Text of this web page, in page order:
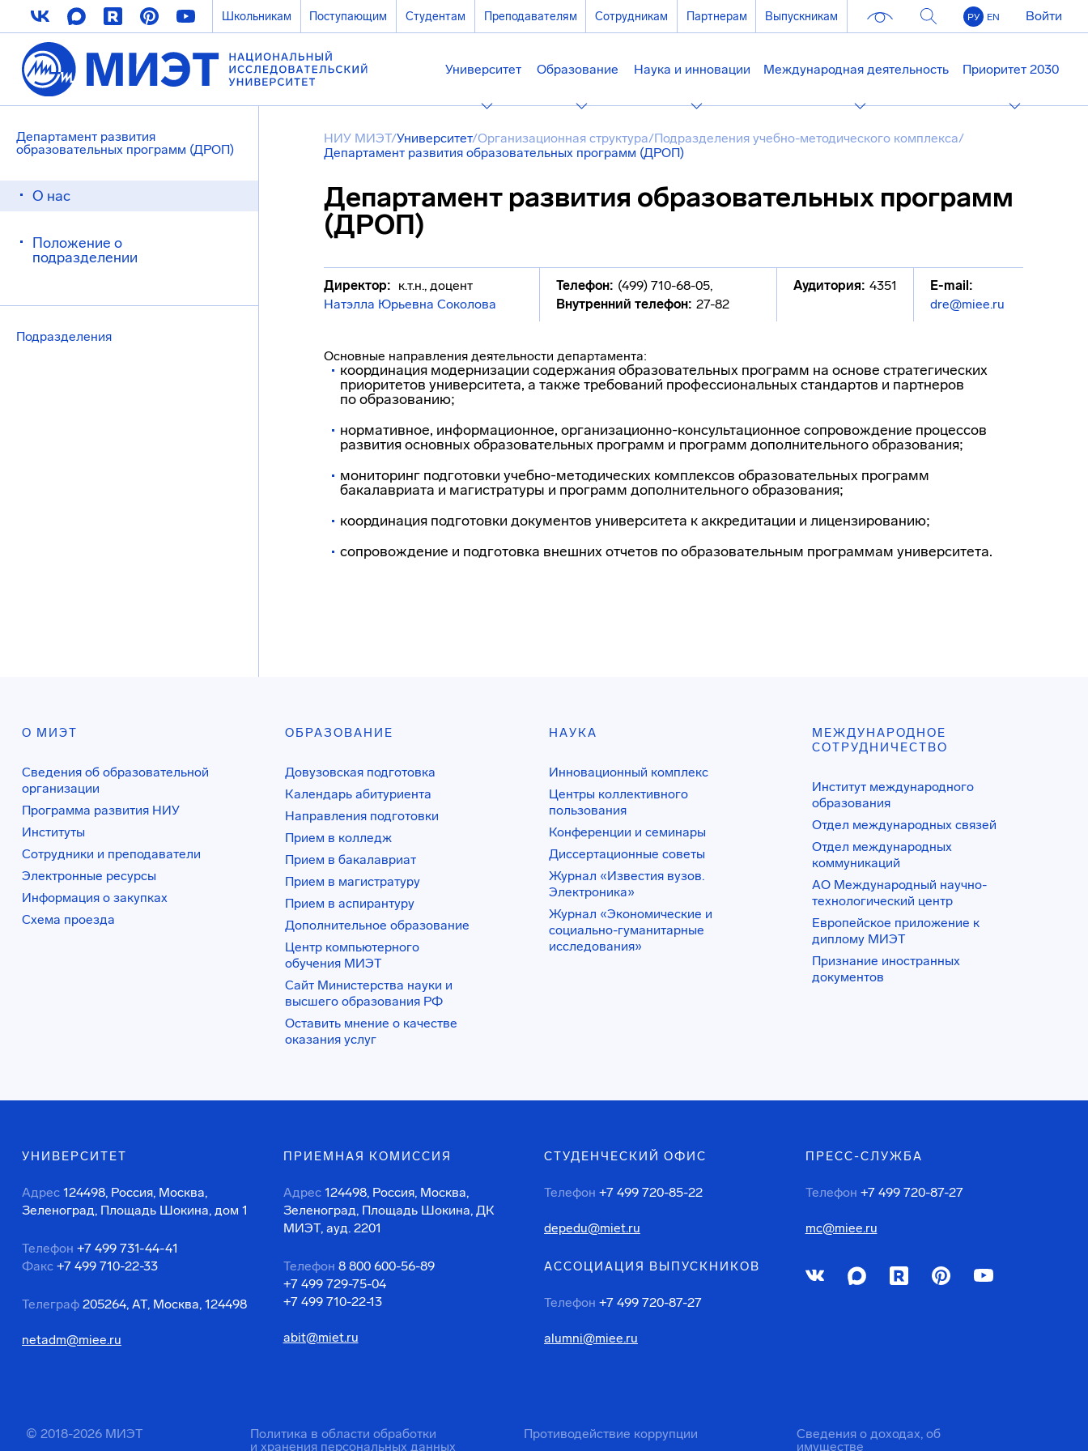
Школьникам Поступающим Студентам Преподавателям Сотрудникам Партнерам Выпускникам РУ EN Войти
Университет Образование Наука и инновации Международная деятельность Приоритет 2030
Департамент развития
образовательных программ (ДРОП)
О нас
Положение о
подразделении
Подразделения
НИУ МИЭТ/Университет/Организационная структура/Подразделения учебно-методического комплекса/
Департамент развития образовательных программ (ДРОП)
Департамент развития образовательных программ
(ДРОП)
Директор: к.т.н., доцент
Натэлла Юрьевна Соколова
Телефон: (499) 710-68-05,
Внутренний телефон: 27-82
Аудитория: 4351
E-mail:
dre@miee.ru
Основные направления деятельности департамента:
координация модернизации содержания образовательных программ на основе стратегических
приоритетов университета, а также требований профессиональных стандартов и партнеров
по образованию;
нормативное, информационное, организационно-консультационное сопровождение процессов
развития основных образовательных программ и программ дополнительного образования;
мониторинг подготовки учебно-методических комплексов образовательных программ
бакалавриата и магистратуры и программ дополнительного образования;
координация подготовки документов университета к аккредитации и лицензированию;
сопровождение и подготовка внешних отчетов по образовательным программам университета.
О МИЭТ
Сведения об образовательной
организации
Программа развития НИУ
Институты
Сотрудники и преподаватели
Электронные ресурсы
Информация о закупках
Схема проезда
ОБРАЗОВАНИЕ
Довузовская подготовка
Календарь абитуриента
Направления подготовки
Прием в колледж
Прием в бакалавриат
Прием в магистратуру
Прием в аспирантуру
Дополнительное образование
Центр компьютерного
обучения МИЭТ
Сайт Министерства науки и
высшего образования РФ
Оставить мнение о качестве
оказания услуг
НАУКА
Инновационный комплекс
Центры коллективного
пользования
Конференции и семинары
Диссертационные советы
Журнал «Известия вузов.
Электроника»
Журнал «Экономические и
социально-гуманитарные
исследования»
МЕЖДУНАРОДНОЕ
СОТРУДНИЧЕСТВО
Институт международного
образования
Отдел международных связей
Отдел международных
коммуникаций
АО Международный научно-
технологический центр
Европейское приложение к
диплому МИЭТ
Признание иностранных
документов
УНИВЕРСИТЕТ
Адрес 124498, Россия, Москва,
Зеленоград, Площадь Шокина, дом 1
Телефон +7 499 731-44-41
Факс +7 499 710-22-33
Телеграф 205264, АТ, Москва, 124498
netadm@miee.ru
ПРИЕМНАЯ КОМИССИЯ
Адрес 124498, Россия, Москва,
Зеленоград, Площадь Шокина, ДК
МИЭТ, ауд. 2201
Телефон 8 800 600-56-89
+7 499 729-75-04
+7 499 710-22-13
abit@miet.ru
СТУДЕНЧЕСКИЙ ОФИС
Телефон +7 499 720-85-22
depedu@miet.ru
АССОЦИАЦИЯ ВЫПУСКНИКОВ
Телефон +7 499 720-87-27
alumni@miee.ru
ПРЕСС-СЛУЖБА
Телефон +7 499 720-87-27
mc@miee.ru
© 2018-2026 МИЭТ
Политика в области обработки
и хранения персональных данных
Противодействие коррупции
Сведения о доходах, об
имуществе